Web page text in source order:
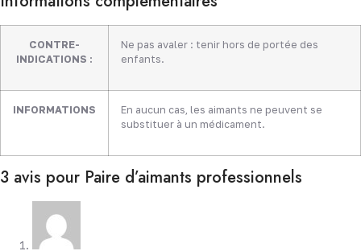
CONTRE-
INDICATIONS :
Ne pas avaler : tenir hors de portée des
enfants.
INFORMATIONS
En aucun cas, les aimants ne peuvent se
substituer à un médicament.
3 avis pour Paire d’aimants professionnels